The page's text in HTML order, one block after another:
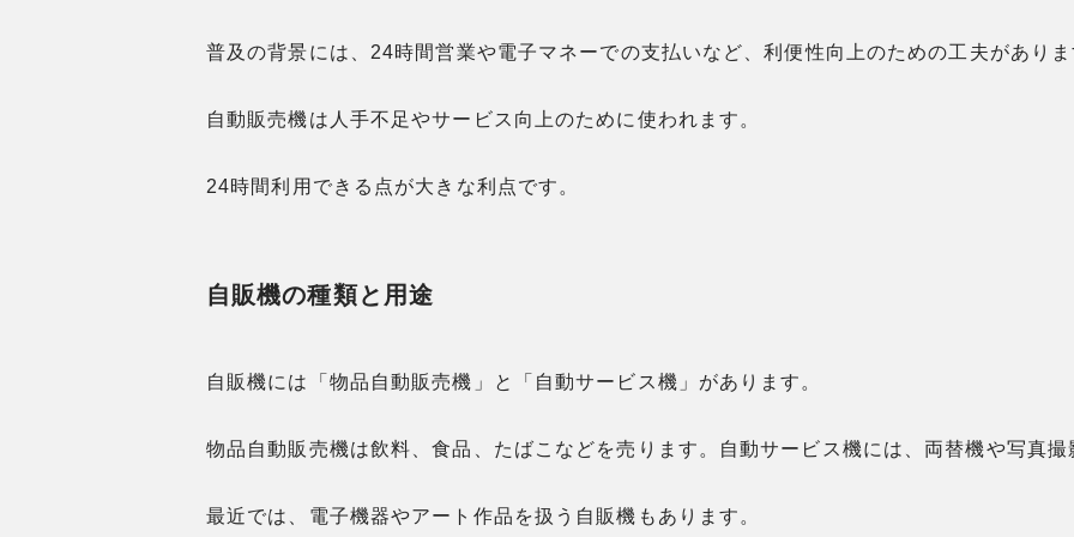
普及の背景には、24時間営業や電子マネーでの支払いなど、利便性向上のための工夫がありま
自動販売機は人手不足やサービス向上のために使われます。
24時間利用できる点が大きな利点です。
自販機の種類と用途
自販機には「物品自動販売機」と「自動サービス機」があります。
物品自動販売機は飲料、食品、たばこなどを売ります。自動サービス機には、両替機や写真撮
最近では、電子機器やアート作品を扱う自販機もあります。